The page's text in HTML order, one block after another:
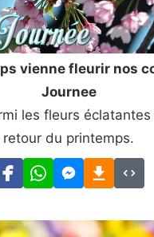
vienne fleurir nos
Journee
les fleurs
retour du printemps.